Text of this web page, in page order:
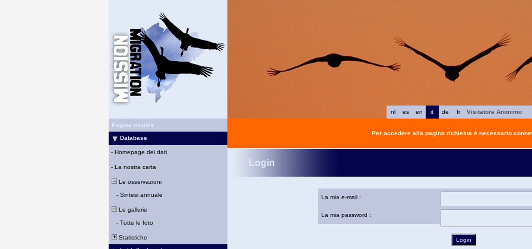
fr
de
it
en
es
nl
Visitatore Anonimo
Pagina iniziale
Database
- Homepage dei dati
- La nostra carta
Le osservazioni
- Sintesi annuale
Le gallerie
- Tutte le foto
Statistiche
Per accedere alla pagina richiesta è necessario
Login
La mia e-mail :
La mia password :